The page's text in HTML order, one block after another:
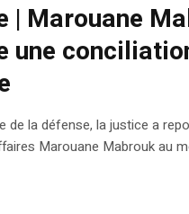
| Marouane
une
de la défense, la justice a
Marouane Mabrouk au